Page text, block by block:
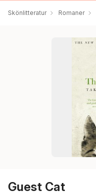
Skönlitteratur Romaner
Guest Cat